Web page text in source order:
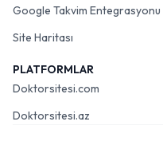
Google Takvim Entegrasyonu
Site Haritası
PLATFORMLAR
Doktorsitesi.com
Doktorsitesi.az